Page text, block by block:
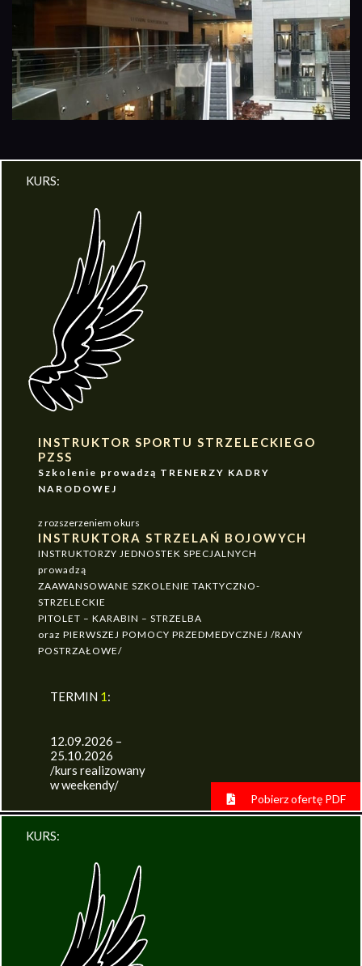
KURS:
INSTRUKTOR SPORTU STRZELECKIEGO
PZSS
Szkolenie prowadzą TRENERZY KADRY
NARODOWEJ
z rozszerzeniem o kurs
INSTRUKTORA STRZELAŃ BOJOWYCH
INSTRUKTORZY JEDNOSTEK SPECJALNYCH
prowadzą
ZAAWANSOWANE SZKOLENIE TAKTYCZNO-
STRZELECKIE
PITOLET – KARABIN – STRZELBA
oraz PIERWSZEJ POMOCY PRZEDMEDYCZNEJ /RANY
POSTRZAŁOWE/
TERMIN 1:
12.09.2026 –
25.10.2026
/kurs realizowany
w weekendy/
Pobierz ofertę PDF
KURS: